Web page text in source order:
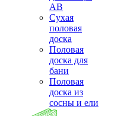
АВ
Сухая
половая
доска
Половая
доска для
бани
Половая
доска из
сосны и ели